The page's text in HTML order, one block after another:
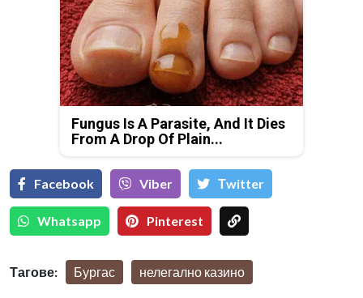
Fungus Is A Parasite, And It Dies
From A Drop Of Plain...
Facebook Viber Тwitter
Whatsapp Pinterest
Тагове: Бургас нелегално казино